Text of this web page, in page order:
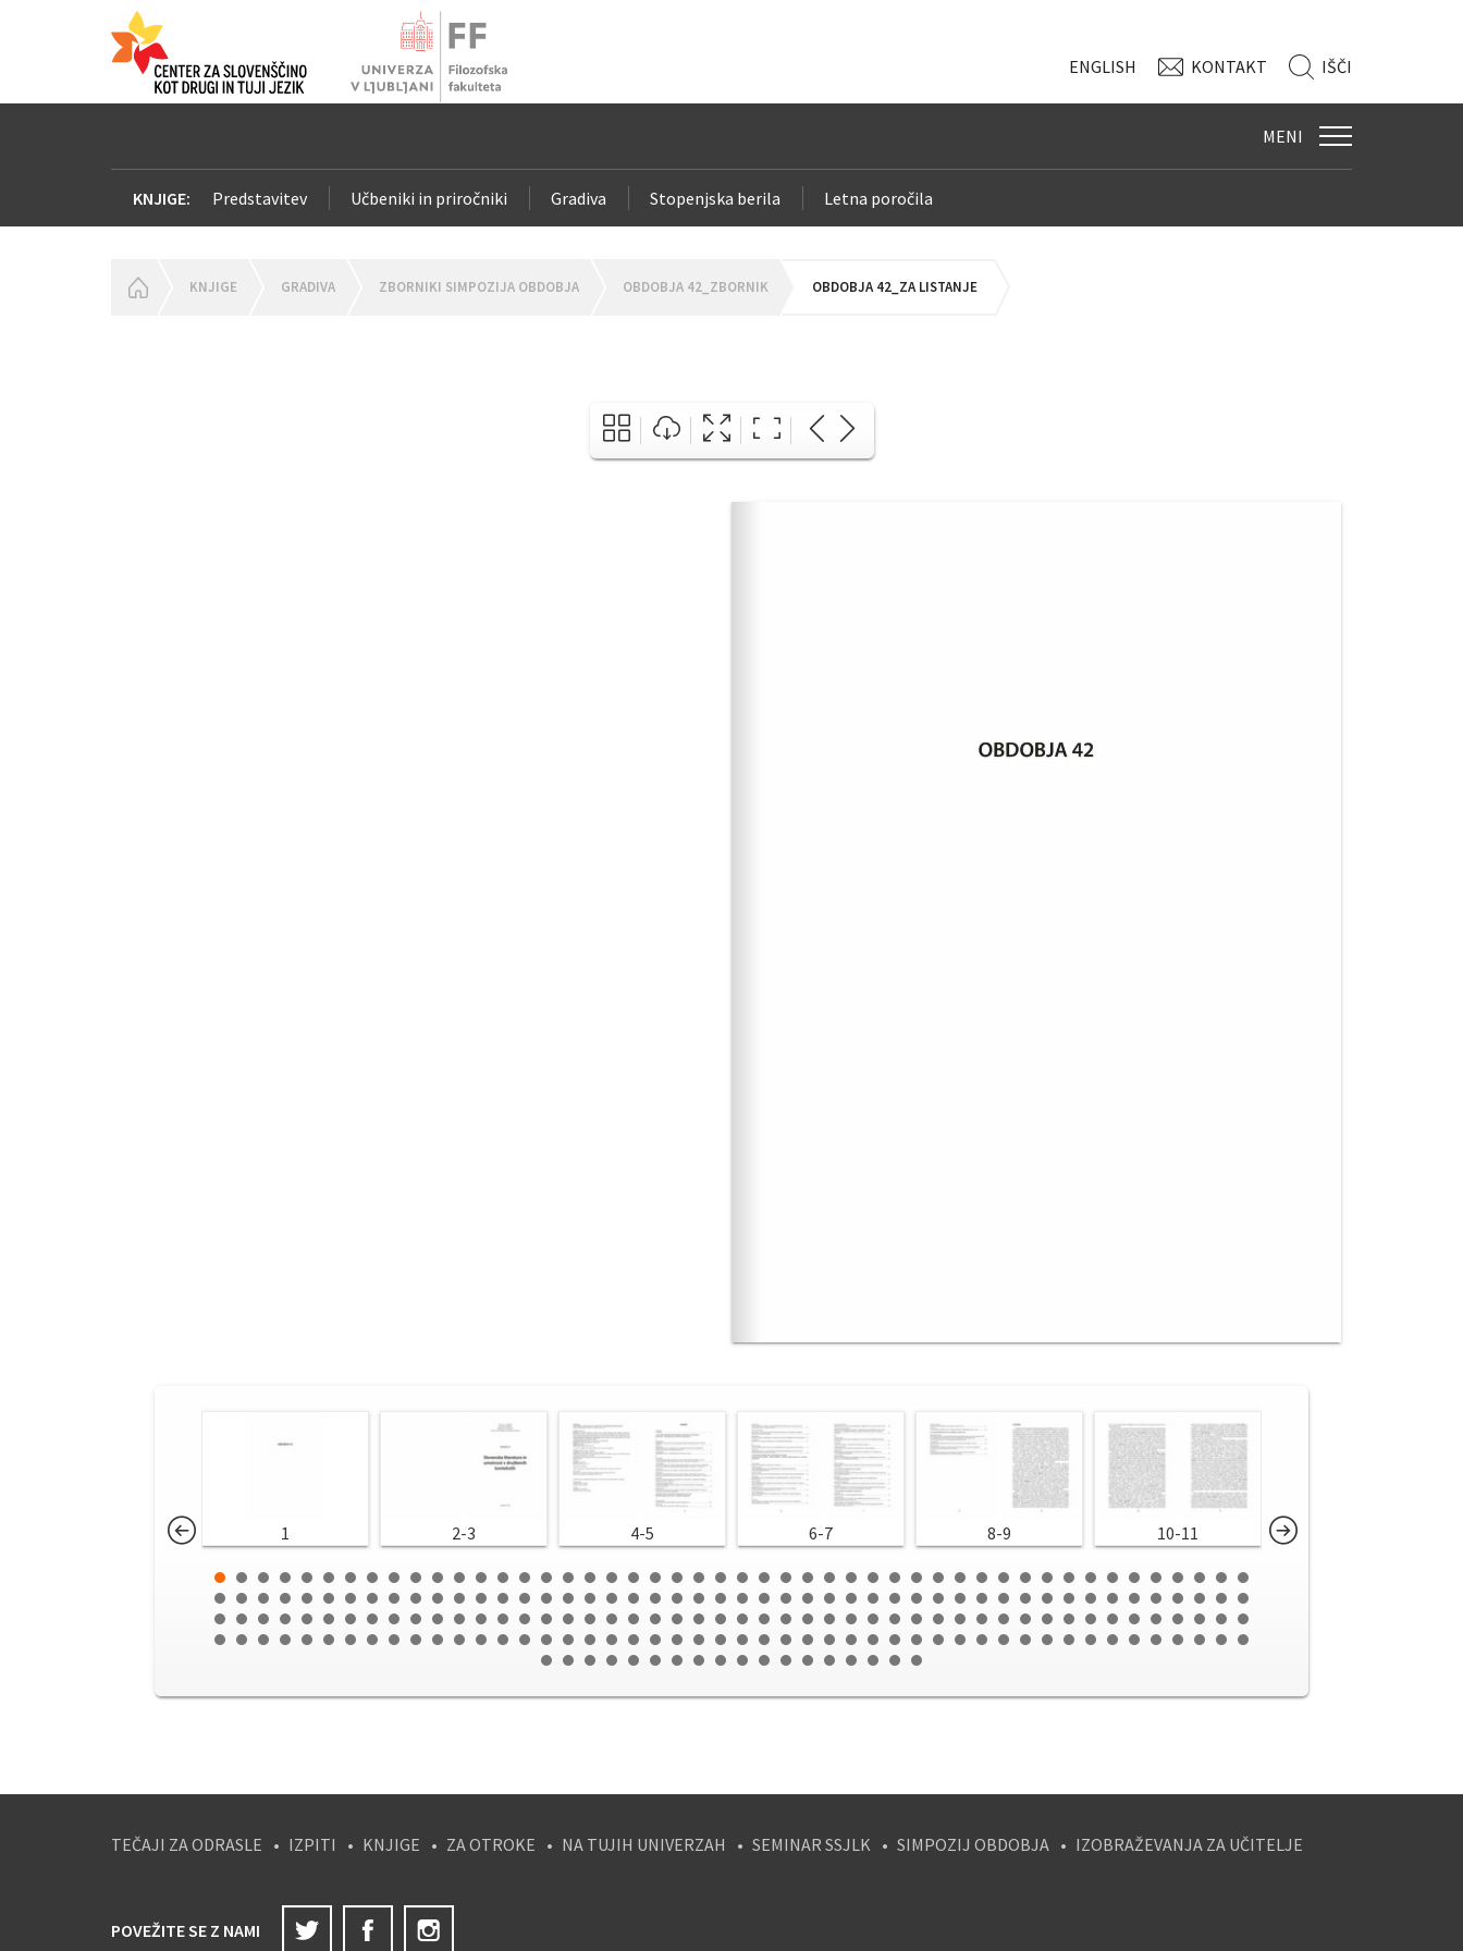
ENGLISH KONTAKT IŠČI
MENI
KNJIGE: Predstavitev Učbeniki in priročniki Gradiva Stopenjska berila Letna poročila
HOMEPAGE
KNJIGE GRADIVA ZBORNIKI SIMPOZIJA OBDOBJA OBDOBJA 42_ZBORNIK OBDOBJA 42_ZA LISTANJE
1 2-3 4-5 6-7 8-9 10-11
TEČAJI ZA ODRASLE IZPITI KNJIGE ZA OTROKE NA TUJIH UNIVERZAH SEMINAR SSJLK SIMPOZIJ OBDOBJA IZOBRAŽEVANJA ZA UČITELJE
POVEŽITE SE Z NAMI
Twitter Facebook